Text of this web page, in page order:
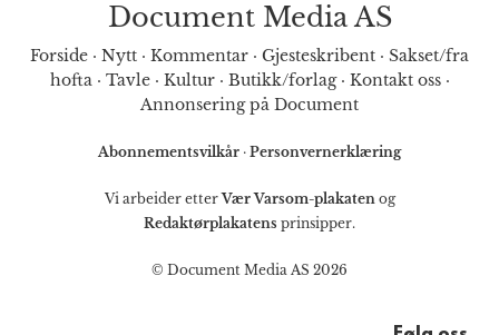
Document Media AS
Forside · Nytt · Kommentar · Gjesteskribent · Sakset/fra
hofta· Tavle· Kultur· Butikk/forlag· Kontakt oss·
Annonsering på Document
Abonnementsvilkår · Personvernerklæring
Vi arbeider etterVær Varsom-plakatenog
Redaktørplakatens prinsipper.
© Document Media AS 2026